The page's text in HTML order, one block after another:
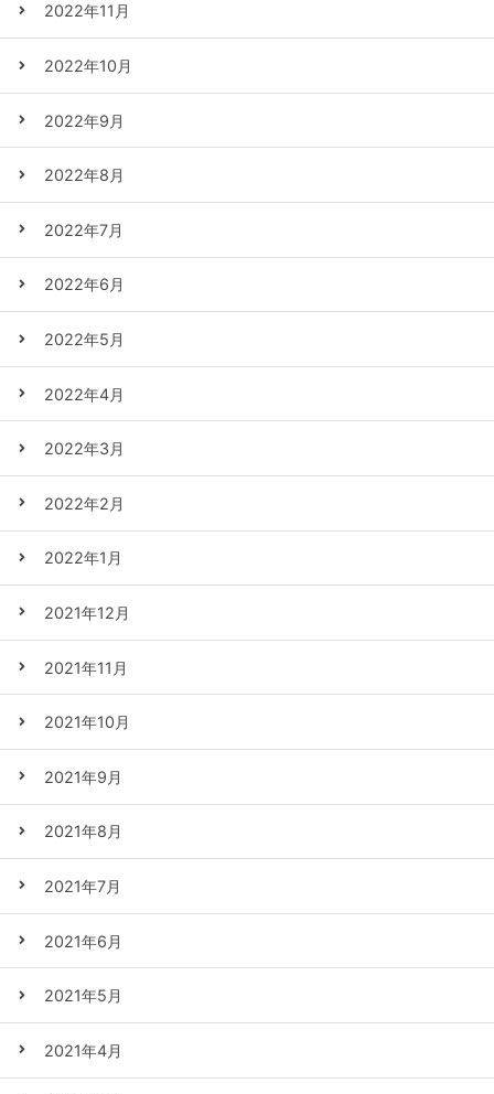
2022年11月
2022年10月
2022年9月
2022年8月
2022年7月
2022年6月
2022年5月
2022年4月
2022年3月
2022年2月
2022年1月
2021年12月
2021年11月
2021年10月
2021年9月
2021年8月
2021年7月
2021年6月
2021年5月
2021年4月